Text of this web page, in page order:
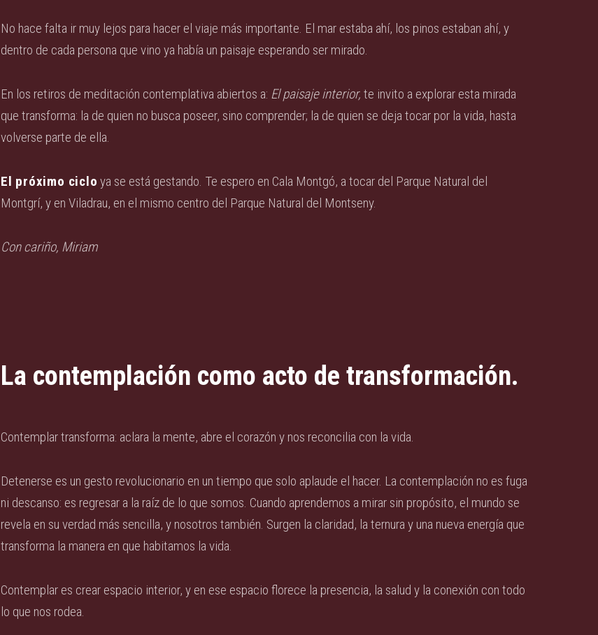
No hace falta ir muy lejos para hacer el viaje más importante. El mar estaba ahí, los pinos estaban ahí, y
dentro de cada persona que vino ya había un paisaje esperando ser mirado.
En los retiros de meditación contemplativa abiertos a: El paisaje interior, te invito a explorar esta mirada
que transforma: la de quien no busca poseer, sino comprender; la de quien se deja tocar por la vida, hasta
volverse parte de ella.
El próximo ciclo ya se está gestando. Te espero en Cala Montgó, a tocar del Parque Natural del
Montgrí, y en Viladrau, en el mismo centro del Parque Natural del Montseny.
Con cariño, Miriam
La contemplación como acto de transformación.
Contemplar transforma: aclara la mente, abre el corazón y nos reconcilia con la vida.
Detenerse es un gesto revolucionario en un tiempo que solo aplaude el hacer. La contemplación no es fuga
ni descanso: es regresar a la raíz de lo que somos. Cuando aprendemos a mirar sin propósito, el mundo se
revela en su verdad más sencilla, y nosotros también. Surgen la claridad, la ternura y una nueva energía que
transforma la manera en que habitamos la vida.
Contemplar es crear espacio interior, y en ese espacio florece la presencia, la salud y la conexión con todo
lo que nos rodea.